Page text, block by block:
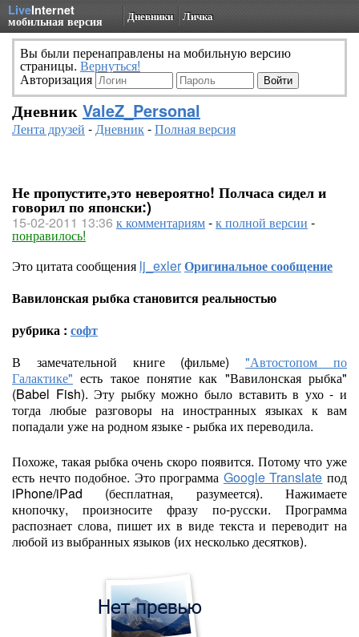
LiveInternet
мобильная версия Дневники Личка
Вы были перенаправлены на мобильную версию
страницы. Вернуться!
Авторизация
Дневник ValeZ_Personal
Лента друзей -Дневник-Полная версия
Не пропустите,это невероятно! Полчаса сидел и
говорил по японски:)
15-02-2011 13:36 к комментариям-к полной версии -
понравилось!
Это цитата сообщения lj_exlerОригинальное сообщение
Вавилонская рыбка становится реальностью
рубрика : софт
В замечательной книге (фильме)"Автостопом по
Галактике" есть такое понятие как "Вавилонская рыбка"
(Babel Fish). Эту рыбку можно было вставить в ухо - и
тогда любые разговоры на иностранных языках к вам
попадали уже на родном языке - рыбка их переводила.
Похоже, такая рыбка очень скоро появится. Потому что уже
есть нечто подобное. Это программа Google Translate под
iPhone/iPad (бесплатная, разумеется). Нажимаете
кнопочку, произносите фразу по-русски. Программа
распознает слова, пишет их в виде текста и переводит на
любой из выбранных языков (их несколько десятков).